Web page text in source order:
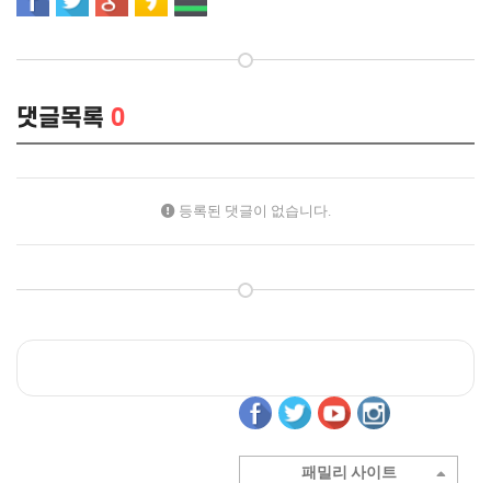
댓글목록 0
등록된 댓글이 없습니다.
패밀리 사이트